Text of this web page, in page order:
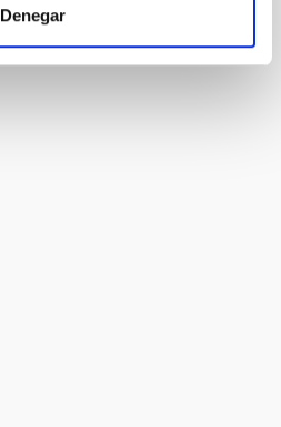
Denegar